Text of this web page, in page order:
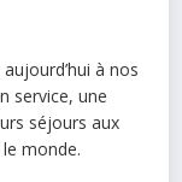
à nos
service, une
séjours aux
monde.